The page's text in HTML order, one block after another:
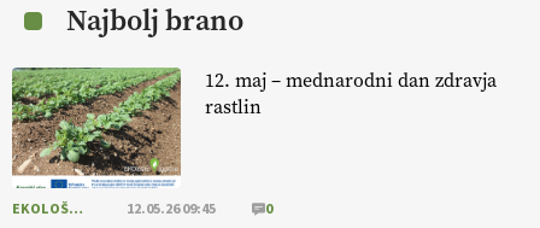
EKOloško = logično: VLOG Okus je
EKOloško = logično: ekološka kmetija PR'
RAKARI
EKOloško = logično: vinogradniško in
Najbolj brano
12. maj – mednarodni dan zdravja
rastlin
EKOLOŠKO LOGIČNO 12.05.26 09:45 0